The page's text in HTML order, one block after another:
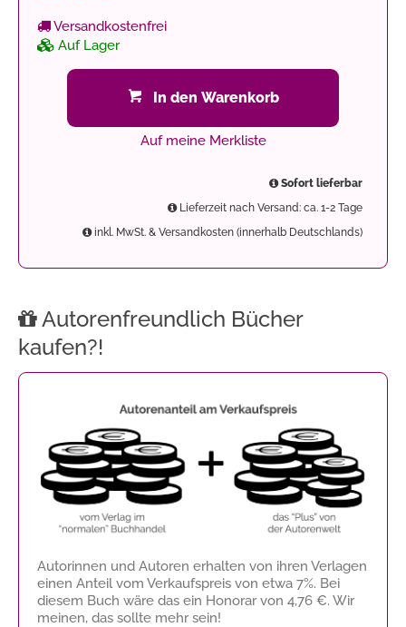
Versandkostenfrei
Auf Lager
In den Warenkorb
Auf meine Merkliste
Sofort lieferbar
Lieferzeit nach Versand: ca. 1-2 Tage
inkl. MwSt. & Versandkosten (innerhalb Deutschlands)
Autorenfreundlich Bücher
kaufen?!
Autorinnen und Autoren erhalten von ihren Verlagen
einen Anteil vom Verkaufspreis von etwa 7%. Bei
diesem Buch wäre das ein Honorar von 4,76 €. Wir
meinen, das sollte mehr sein!